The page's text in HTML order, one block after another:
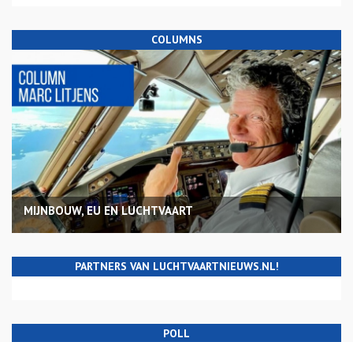
COLUMNS
MIJNBOUW, EU EN LUCHTVAART
PARTNERS VAN LUCHTVAARTNIEUWS.NL!
POLL